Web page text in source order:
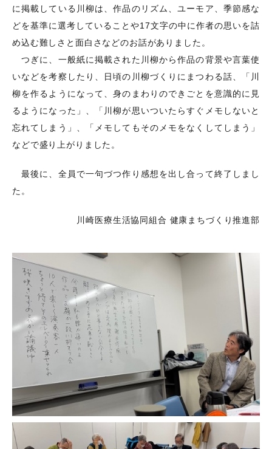
に掲載している川柳は、作品のリズム、ユーモア、季節感な
どを基準に選考していることや17文字の中に作者の思いを詰
め込む難しさと面白さなどのお話がありました。
つぎに、一般紙に掲載された川柳から作品の背景や言葉使
いなどを考察したり、日頃の川柳づくりにまつわる話、「川
柳を作るようになって、身のまわりのできごとを意識的に見
るようになった」、「川柳が思いついたらすぐメモしないと
忘れてしまう」、「メモしてもそのメモをなくしてしまう」
などで盛り上がりました。
最後に、全員で一句づつ作り感想を出し合って終了しまし
た。
川崎医療生活協同組合 健康まちづくり推進部